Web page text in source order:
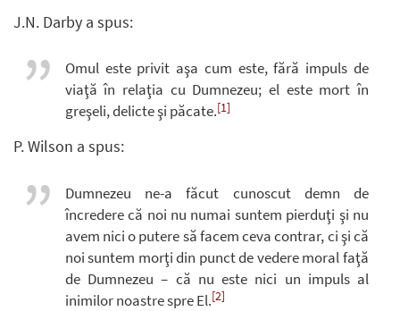
J.N. Darby a spus:
Omul este privit aşa cum este, fără impuls de
viaţă în relaţia cu Dumnezeu; el este mort în
greşeli, delicte şi păcate.[1]
P. Wilson a spus:
Dumnezeu ne-a făcut cunoscut demn de
încredere că noi nu numai suntem pierduţi şi nu
avem nici o putere să facem ceva contrar, ci şi că
noi suntem morţi din punct de vedere moral faţă
de Dumnezeu – că nu este nici un impuls al
inimilor noastre spre El.[2]